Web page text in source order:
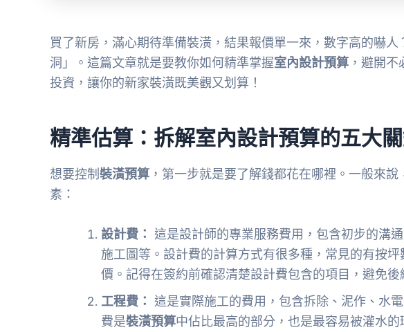
買了新房，滿心期待準備裝潢，結果報價單一來，數字高的嚇
洞」。這篇文章就是要教你如何精準掌握室內設計預算 ，避開
投資，讓你的新家裝潢既美觀又划算！
精準估算：拆解室內設計預算的五大
想要控制裝潢預算 ，第一步就是要了解錢都花在哪裡。一般來
素：
設計費： 這是設計師的專業服務費用，包含初步的溝
施工圖等。設計費的計算方式有很多種，常見的有按
價。記得在簽約前確認清楚設計費包含的項目，避免後
工程費： 這是實際施工的費用，包含拆除、泥作、水
費是裝潢預算中佔比最高的部分，也是最容易被灌水